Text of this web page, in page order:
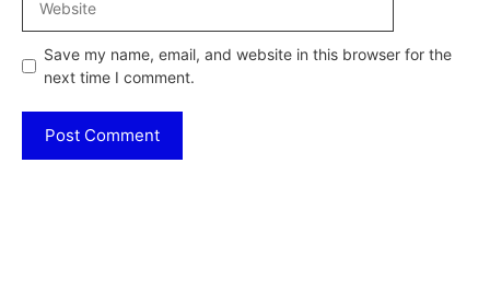
Save my name, email, and website in this browser for the
next time I comment.